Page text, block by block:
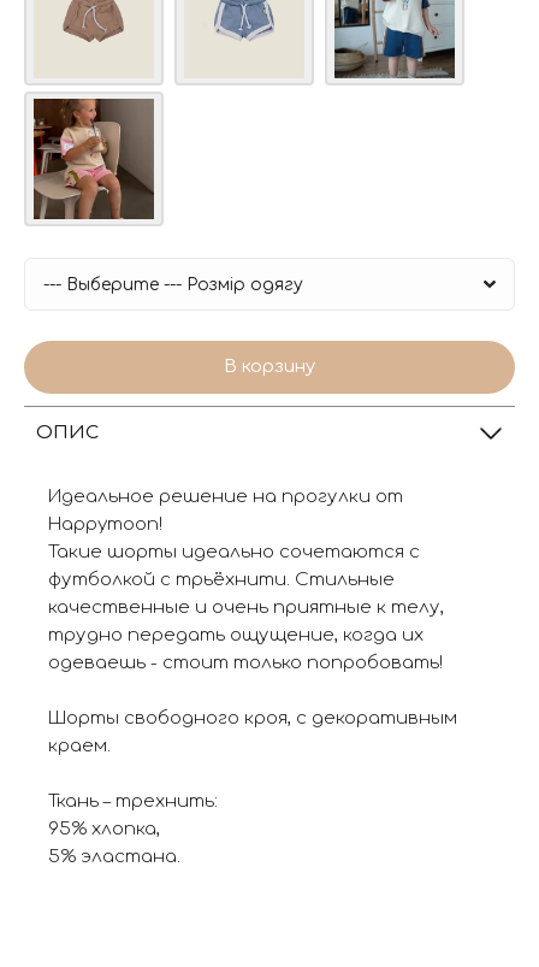
В корзину
ОПИС
Идеальное решение на прогулки от
Happymoon!
Такие шорты идеально сочетаются с
футболкой с трьёхнити. Стильные
качественные и очень приятные к телу,
трудно передать ощущение, когда их
одеваешь - стоит только попробовать!
Шорты свободного кроя, с декоративным
краем.
Ткань – трехнить:
95% хлопка,
5% эластана.